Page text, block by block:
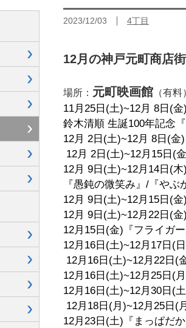
2023/12/03 4丁目
12月の神戸元町商店
場所： 元町映画館 （有
11月25日(土)~12月 8日(金)
鈴木清順 生誕100年記念
12月 2日(土)~12月 8日(金
12月 2日(土)~12月15日(
12月 9日(土)~12月14日(木)
『愚鈍の微笑み』/『や
12月 9日(土)~12月15日(
12月 9日(土)~12月22日(
12月15日(金)『フライガー
12月16日(土)~12月17日(
12月16日(土)~12月22日(
12月16日(土)~12月25日(
12月16日(土)~12月30日(
12月18日(月)~12月25日(
12月23日(土)『まっぱだか